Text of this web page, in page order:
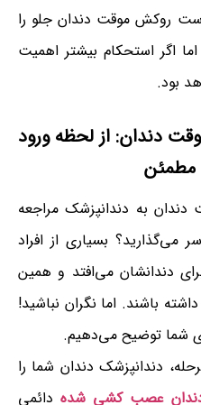
است روکش موقت دندان جلو را
اگر استحکام بیشتر اهمیت
بود.
دندان: از لحظه ورود
مطمئن
به دندانپزشک مراجعه
بسیاری از افراد
دندانشان می‌افتد و همین
باشند. اما نگران نباشید!
شما توضیح می‌دهیم.
دندانپزشک دندان شما را
عصب کشی شده دائمی